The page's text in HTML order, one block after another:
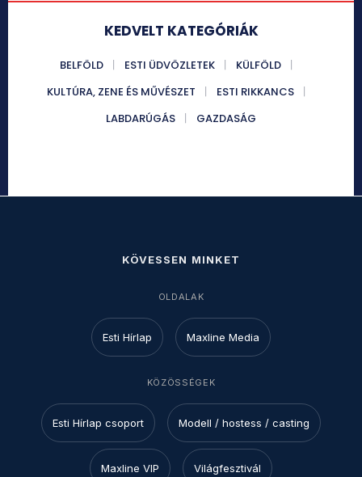
KEDVELT KATEGÓRIÁK
BELFÖLD ESTI ÜDVÖZLETEK
KÜLFÖLD
KULTÚRA, ZENE ÉS MŰVÉSZET
ESTI RIKKANCS
LABDARÚGÁS
GAZDASÁG
KÖVESSEN MINKET
OLDALAK
Esti Hírlap Maxline Media
KÖZÖSSÉGEK
Esti Hírlap csoport Modell / hostess / casting
Maxline VIP Világfesztivál